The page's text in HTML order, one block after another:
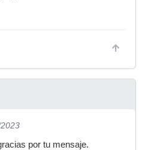
por tu mensaje.